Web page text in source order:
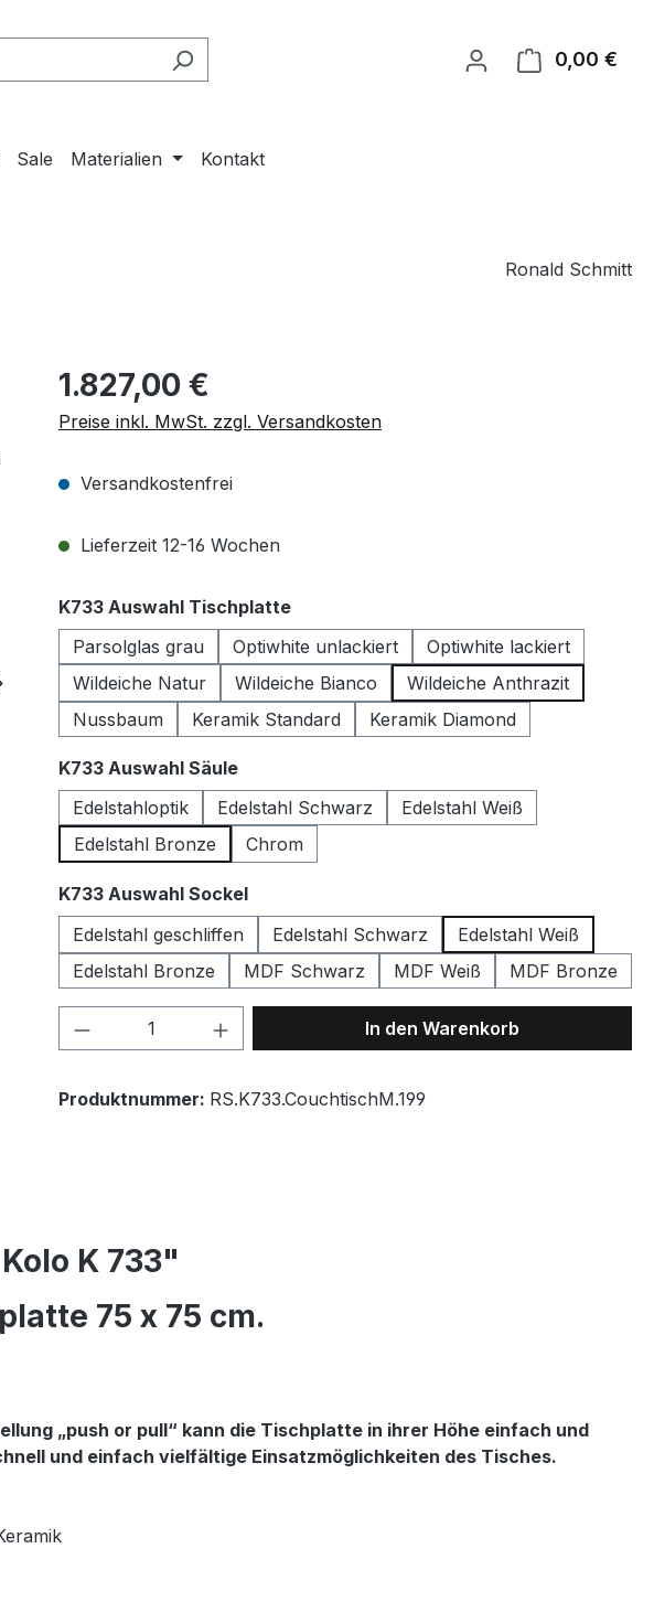
0,00 €
Sale Materialien Kontakt
Ronald Schmitt
Regulärer Preis:
1.827,00 €
Preise inkl. MwSt. zzgl. Versandkosten
Versandkostenfrei
Lieferzeit 12-16 Wochen
K733 Auswahl Tischplatteauswählen
Parsolglas grau
Optiwhite unlackiert
Optiwhite lackiert
Wildeiche Natur
Wildeiche Bianco
Wildeiche Anthrazit
Nussbaum
Keramik Standard Keramik Diamond
K733 Auswahl Säuleauswählen
Edelstahloptik
Edelstahl Schwarz
Edelstahl Weiß
Edelstahl Bronze
Chrom
K733 Auswahl Sockelauswählen
Edelstahl geschliffen
Edelstahl Schwarz
Edelstahl Weiß
Edelstahl Bronze
MDF Schwarz MDF Weiß MDF Bronze
Produkt Anzahl: Gib den gewünschten Wert
In den Warenkorb
Produktnummer: RS.K733.CouchtischM.199
K 733"
75 x 75 cm.
„push or pull“ kann die Tischplatte in ihrer Höhe einfach und
und einfach vielfältige Einsatzmöglichkeiten des Tisches.